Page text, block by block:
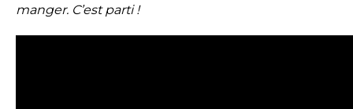
manger. C’est parti !